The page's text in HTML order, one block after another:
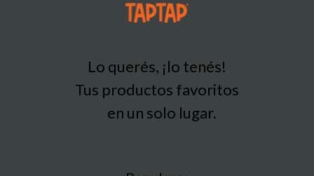
Lo querés, ¡lo tenés!
Tus productos favoritos
en un solo lugar.